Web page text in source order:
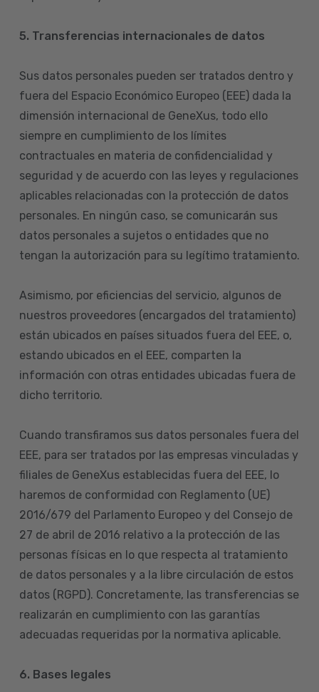
5. Transferencias internacionales de datos
Sus datos personales pueden ser tratados dentro y
fuera del Espacio Económico Europeo (EEE) dada la
dimensión internacional de GeneXus, todo ello
siempre en cumplimiento de los límites
contractuales en materia de confidencialidad y
seguridad y de acuerdo con las leyes y regulaciones
aplicables relacionadas con la protección de datos
personales. En ningún caso, se comunicarán sus
datos personales a sujetos o entidades que no
tengan la autorización para su legítimo tratamiento.
Asimismo, por eficiencias del servicio, algunos de
nuestros proveedores (encargados del tratamiento)
están ubicados en países situados fuera del EEE, o,
estando ubicados en el EEE, comparten la
información con otras entidades ubicadas fuera de
dicho territorio.
Cuando transfiramos sus datos personales fuera del
EEE, para ser tratados por las empresas vinculadas y
filiales de GeneXus establecidas fuera del EEE, lo
haremos de conformidad con Reglamento (UE)
2016/679 del Parlamento Europeo y del Consejo de
27 de abril de 2016 relativo a la protección de las
personas físicas en lo que respecta al tratamiento
de datos personales y a la libre circulación de estos
datos (RGPD). Concretamente, las transferencias se
realizarán en cumplimiento con las garantías
adecuadas requeridas por la normativa aplicable.
6. Bases legales